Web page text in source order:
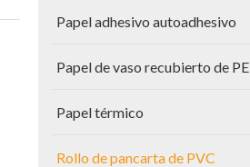
Papel adhesivo autoadhesivo
Papel de vaso recubierto de PE
Papel térmico
Rollo de pancarta de PVC